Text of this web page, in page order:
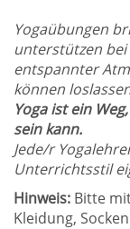
Yogaübungen
unterstützen
entspannter
können
Yoga ist ein
sein kann.
Jede/r
Unterrichtsstil
Hinweis: Bitte
Kleidung,